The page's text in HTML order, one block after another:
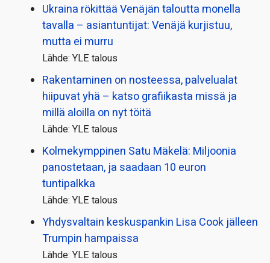
Ukraina rökittää Venäjän taloutta monella
tavalla – asiantuntijat: Venäjä kurjistuu,
mutta ei murru
Lähde: YLE talous
Rakentaminen on nosteessa, palvelualat
hiipuvat yhä – katso grafiikasta missä ja
millä aloilla on nyt töitä
Lähde: YLE talous
Kolmekymppinen Satu Mäkelä: Miljoonia
panostetaan, ja saadaan 10 euron
tuntipalkka
Lähde: YLE talous
Yhdysvaltain keskuspankin Lisa Cook jälleen
Trumpin hampaissa
Lähde: YLE talous